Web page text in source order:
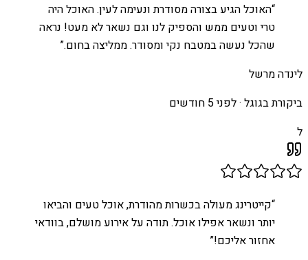
“האוכל הגיע בצורה מסודרת ונעימה לעין. האוכל היה
טרי וטעים ממש והספיק לנו וגם נשאר לא מעט! נראה
שהכל נעשה במטבח נקי ומסודר. ממליצה בחום.”
לינדה מרשל
ביקורת בגוגל ·לפני 5 חודשים
ל
“קייטרינג מעולה בכשרות מהודרת, אוכל טעים והביאו
יותר ונשאר אפילו אוכל. תודה על אירוע מושלם, בוודאי
אחזור אליכם!”